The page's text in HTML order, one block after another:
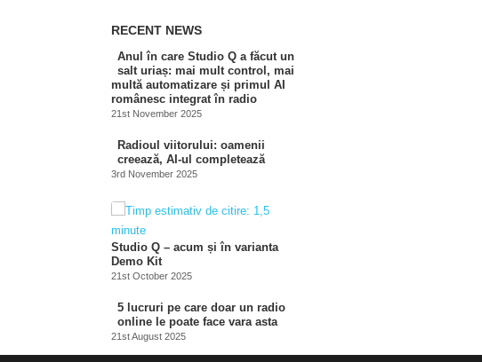
RECENT NEWS
Anul în care Studio Q a făcut un
salt uriaș: mai mult control, mai
multă automatizare și primul AI
românesc integrat în radio
21st November 2025
Radioul viitorului: oamenii
creează, AI-ul completează
3rd November 2025
Studio Q – acum și în varianta
Demo Kit
21st October 2025
5 lucruri pe care doar un radio
online le poate face vara asta
21st August 2025